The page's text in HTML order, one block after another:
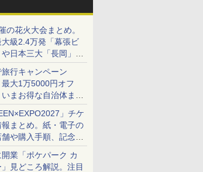
の花火大会まとめ。
大級2.4万発「幕張ビ
日本三大「長岡」な
ベント目白押し！
行キャンペーン
大1万5000円オフ
まお得な自治体まと
」チケ
報まとめ。紙・電子の
や購入手順、記念チ
解説
業「ポケパーク カ
」見どころ解説。注目